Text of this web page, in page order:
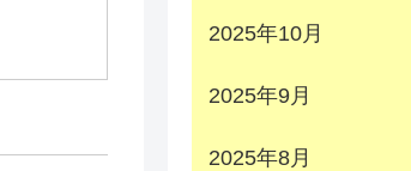
2025年10月
2025年9月
2025年8月